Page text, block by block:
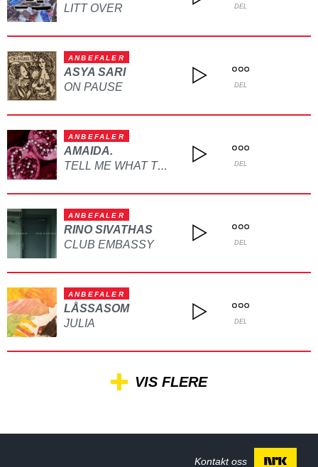
LITT OVER
DEL
ANBEFALER
ASYA SARI
ON PAUSE
DEL
ANBEFALER
AMAIDA.
TELL ME WHAT TO DO DEL
ANBEFALER
RINO SIVATHAS
CLUB EMBASSY
DEL
ANBEFALER
LÅSSASOM
JULIA
DEL
VIS FLERE
Kontakt oss